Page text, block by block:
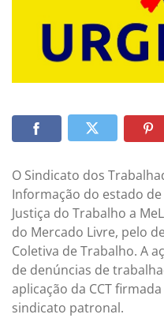
O Sindicato dos
Informação do estado de
Justiça do Trabalho a
do Mercado Livre, pelo
Coletiva de Trabalho. A
de denúncias de
aplicação da CCT
sindicato patronal.